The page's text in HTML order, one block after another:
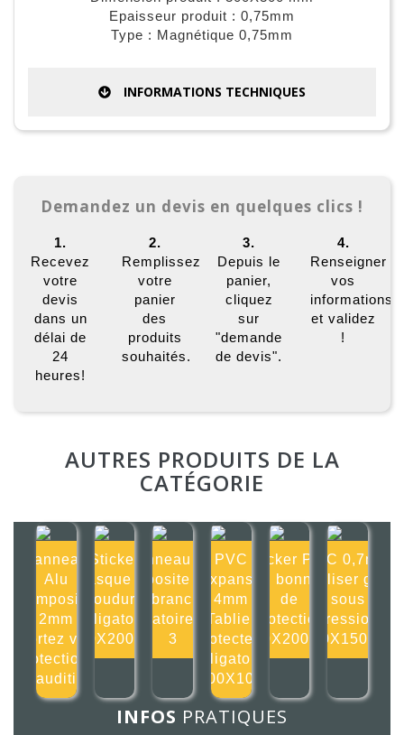
Epaisseur produit : 0,75mm
Type : Magnétique 0,75mm
INFORMATIONS TECHNIQUES
Demandez un devis en quelques clics !
1.
Recevez
votre
devis
dans un
délai de
24
heures!
2.
Remplissez
votre
panier
des
produits
souhaités.
3.
Depuis le
panier,
cliquez
sur
"demande
de devis".
4.
Renseigner
vos
informations
et validez
!
AUTRES PRODUITS DE LA
CATÉGORIE
Panneau
Alu
composite
2mm
Portez vos
protections
auditi
Sticker
Masque de
soudure
obligatoire
200X200mm
Panneau Alu
composite 2mm
Débrancher
obligatoirement
3
PVC
Expansé
4mm
Tablier
protecteur
obligatoire
100X100
Sticker Port
du bonnet
de
protection
200X200mm
PVC 0,7mm
Utiliser gaz
sous
pression
150X150mm
INFOS PRATIQUES